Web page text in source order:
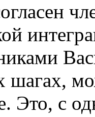
шагах,
Это, с